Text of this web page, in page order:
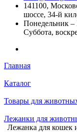
141100,
шоссе, 34-й
Понедельник –
Суббота,
Главная
Каталог
Товары для
Лежанки для
Лежанка для кошек